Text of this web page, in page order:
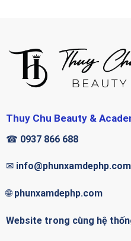
Thuy Chu Beauty &
☎ 0937 866 688
✉ info@phunxamdephp.com
🌐phunxamdephp.com
Website trong cùng hệ